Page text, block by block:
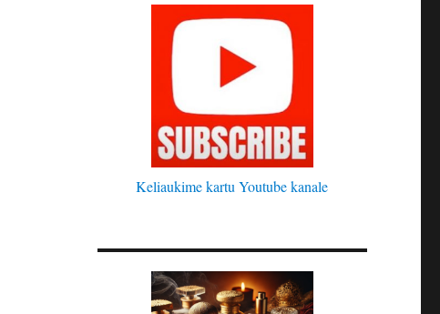
Keliaukime kartu Youtube kanale